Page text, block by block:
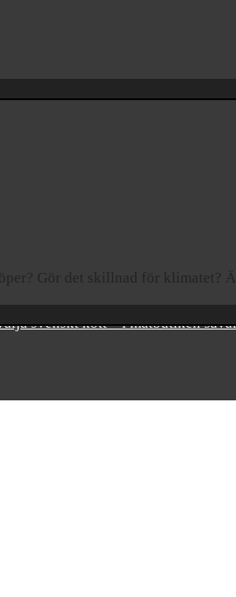
Gör det skillnad för klimatet?
svenskt kött – i matbutiken